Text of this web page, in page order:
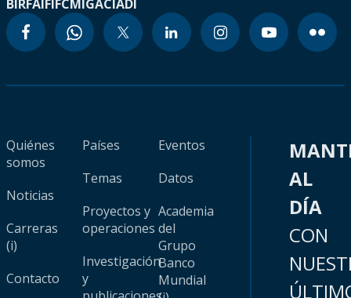
BIRFAIFIFCMIGACIADI
Quiénes
somos
Noticias
Carreras
(i)
Contacto
Países
Temas
Proyectos y
operaciones
Investigación
y
Eventos
Datos
Academia
del
Grupo
Banco
Mundial
AL
DÍA
CON